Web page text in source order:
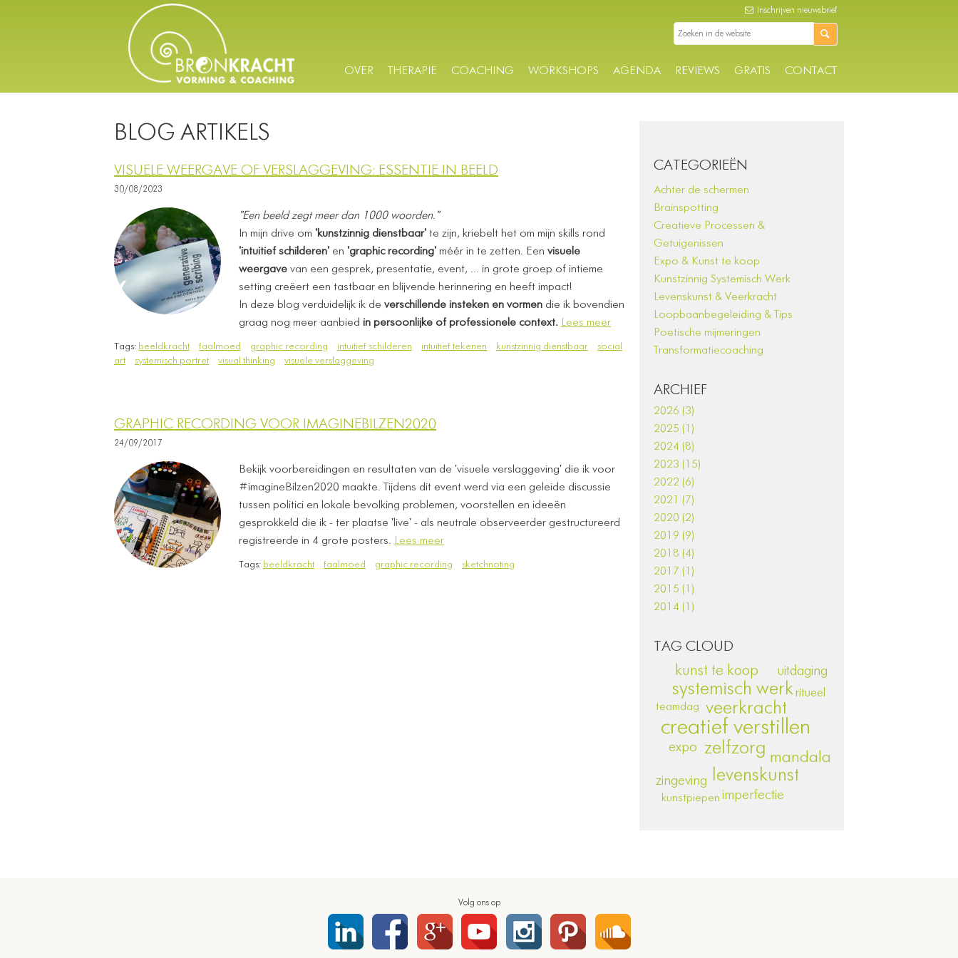
OVER THERAPIE COACHING WORKSHOPS AGENDA REVIEWS GRATIS CONTACT
Inschrijven nieuwsbrief
BLOG ARTIKELS
VISUELE WEERGAVE OF VERSLAGGEVING: ESSENTIE IN BEELD
30/08/2023
"Een beeld zegt meer dan 1000 woorden."
In mijn drive om 'kunstzinnig dienstbaar' te zijn, kriebelt het om mijn skills rond
'intuitief schilderen' en 'graphic recording' méér in te zetten. Een visuele
weergave van een gesprek, presentatie, event, ... in grote groep of intieme
setting creëert een tastbaar en blijvende herinnering en heeft impact!
In deze blog verduidelijk ik de verschillende insteken en vormen die ik bovendien
graag nog meer aanbied in persoonlijke of professionele context. Lees meer
Tags: beeldkracht faalmoed graphic recording intuitief schilderen intuïtief tekenen kunstzinnig dienstbaar
social
art
systemisch portret visual thinking visuele verslaggeving
GRAPHIC RECORDING VOOR IMAGINEBILZEN2020
24/09/2017
Bekijk voorbereidingen en resultaten van de 'visuele verslaggeving' die ik voor
#imagineBilzen2020 maakte. Tijdens dit event werd via een geleide discussie
tussen politici en lokale bevolking problemen, voorstellen en ideeën
gesprokkeld die ik - ter plaatse 'live' - als neutrale observeerder gestructureerd
registreerde in 4 grote posters. Lees meer
Tags: beeldkracht faalmoed graphic recording sketchnoting
CATEGORIEËN
Achter de schermen
Brainspotting
Creatieve Processen &
Getuigenissen
Expo & Kunst te koop
Kunstzinnig Systemisch Werk
Levenskunst & Veerkracht
Loopbaanbegeleiding & Tips
Poetische mijmeringen
Transformatiecoaching
ARCHIEF
2026 (3)
2025 (1)
2024 (8)
2023 (15)
2022 (6)
2021 (7)
2020 (2)
2019 (9)
2018 (4)
2017 (1)
2015 (1)
2014 (1)
TAG CLOUD
creatief verstillen
veerkracht
zelfzorg
systemisch werk
levenskunst
mandala
kunst te koop
zingeving
imperfectie
expo
uitdaging
ritueel
kunstpiepen
teamdag
Volg ons op